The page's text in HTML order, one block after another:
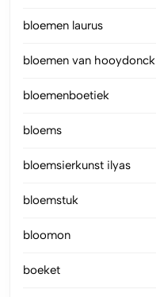
bloemen laurus
bloemen van hooydonck
bloemenboetiek
bloems
bloemsierkunst ilyas
bloemstuk
bloomon
boeket